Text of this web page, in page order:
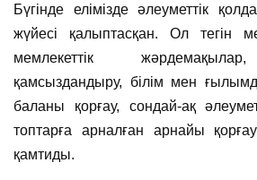
Бүгінде елімізде әлеуметтік
жүйесі қалыптасқан. Ол тегін
мемлекеттік
қамсыздандыру, білім мен
баланы қорғау, сондай-ақ
топтарға арналған арнайы
қамтиды.